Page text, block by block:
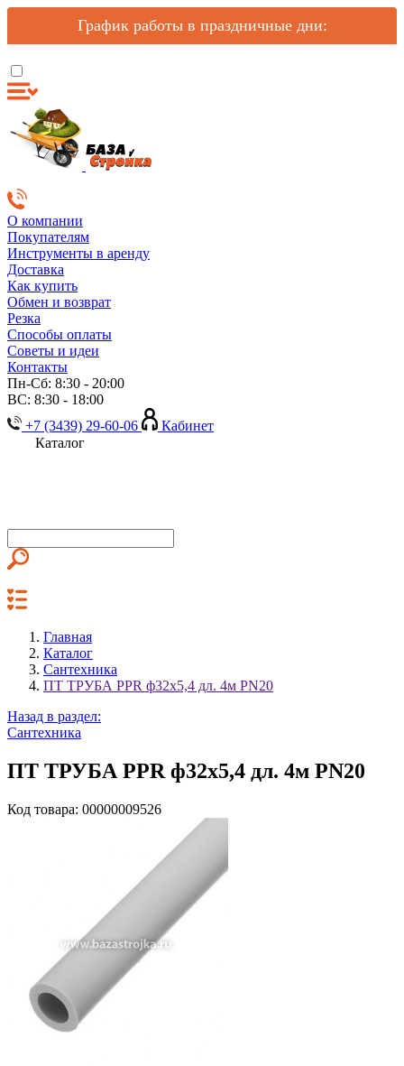
График работы в праздничные дни:
О компании
Покупателям
Инструменты в аренду
Доставка
Как купить
Обмен и возврат
Резка
Способы оплаты
Советы и идеи
Контакты
Пн-Сб: 8:30 - 20:00
ВС: 8:30 - 18:00
+7 (3439) 29-60-06
Кабинет
Каталог
Главная
Каталог
Сантехника
ПТ ТРУБА PPR ф32х5,4 дл. 4м PN20
Назад в раздел:
Сантехника
ПТ ТРУБА PPR ф32х5,4 дл. 4м PN20
Код товара: 00000009526